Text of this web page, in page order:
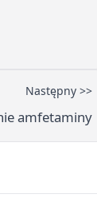
Następny >>
amfetaminy